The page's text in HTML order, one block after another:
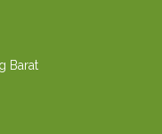
Barat